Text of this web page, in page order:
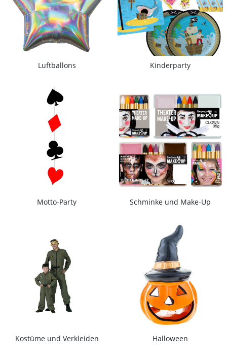
Luftballons Kinderparty
Motto-Party Schminke und Make-Up
Kostüme und Verkleiden Halloween